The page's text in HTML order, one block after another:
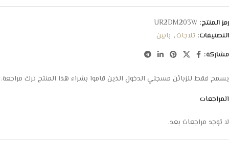
رمز المنتج: UR2DM203W
التصنيفات: ثلاجات, بابين
مشاركة:
المراجعات
لا توجد مراجعات بعد.
يسمح فقط للزبائن مسجلي الدخول الذين قاموا بشراء هذا المنتج ترك مراجعة.